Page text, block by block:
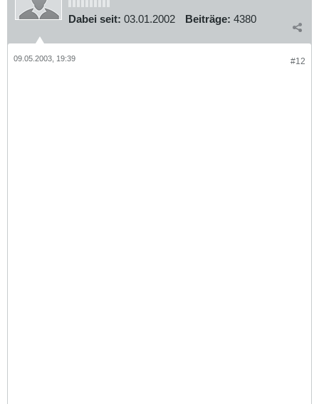
Dabei seit: 03.01.2002 Beiträge: 4380
#12
09.05.2003, 19:39